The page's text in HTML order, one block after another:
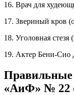
16. Врач для
17. Звериный кров
18. Уголовная стезя
19. Актер Бени-Сио
Правильные
«АиФ» № 22